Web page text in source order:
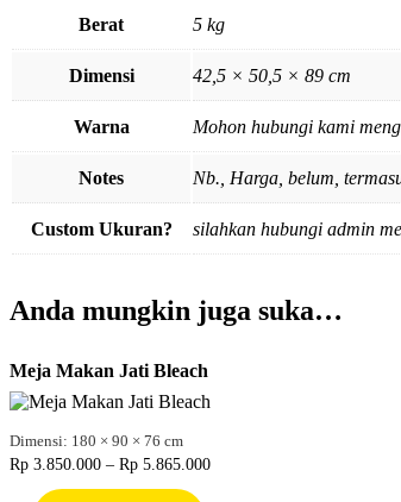
Berat 5 kg
Dimensi 42,5 × 50,5 × 89 cm
Warna Mohon hubungi kami
Notes Nb., Harga, belum,
Custom Ukuran? silahkan hubungi admin
Anda mungkin juga suka…
Meja Makan Jati Bleach
Dimensi: 180 × 90 × 76 cm
Rp 3.850.000 – Rp 5.865.000